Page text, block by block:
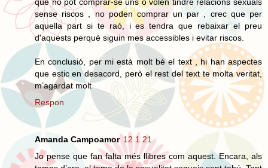
sense riscos , no poden comprar un par , crec que per
aquella part si te raó, i es tendra que rebaixar el preu
d'aquests perquè siguin mes accessibles i evitar riscos.
En conclusió, per mi està molt bé el text , hi han aspectes
que estic en desacord, però el rest del text te molta veritat,
m’agardat molt
Respon
Amanda Campoamor 12.1.21
Jo pense que fan falta més llibres com aquest. Encara, als